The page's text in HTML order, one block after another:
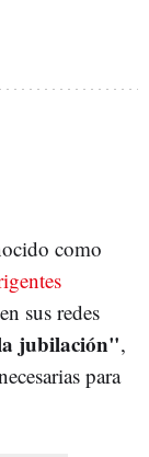
como
sus redes
jubilación",
para